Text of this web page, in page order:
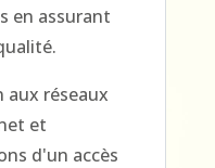
en assurant
réseaux
et
d'un accès